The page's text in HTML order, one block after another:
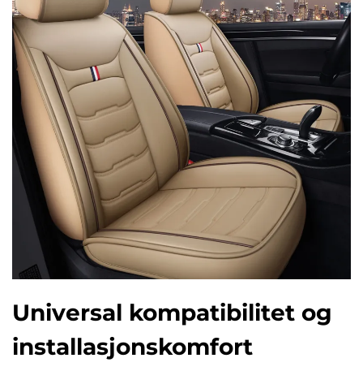
Universal kompatibilitet og
installasjonskomfort